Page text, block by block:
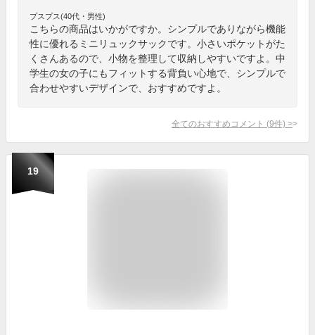
プスプス(40代・男性)
こちらの商品はいかがですか。シンプルでありながら機能
性に優れるミニリュックサックです。小さいポケットがた
くさんあるので、小物を整理して収納しやすいですよ。中
学生の女の子にもフィットする背負い心地で、シンプルで
合わせやすいデザインで、おすすめですよ。
全てのおすすめコメント (9件) >
19